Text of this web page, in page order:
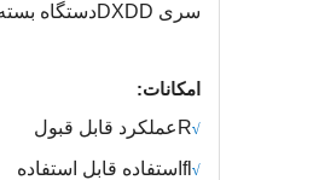
سری DXDD دستگاه بسته
امکانات:
√
R عملکرد قابل قبول
√
fl استفاده قابل استفاده